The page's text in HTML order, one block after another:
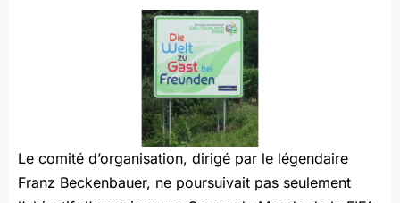
Le comité d’organisation, dirigé par le légendaire
Franz Beckenbauer, ne poursuivait pas seulement